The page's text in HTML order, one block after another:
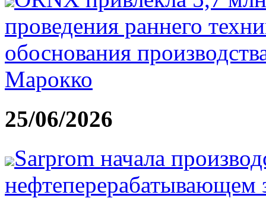
проведения раннего
обоснования
Марокко
25/06/2026
Sarprom начала
нефтеперерабатывающем